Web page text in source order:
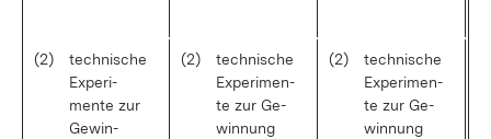
(2)
tech­ni­sche
Ex­pe­ri­
men­te zur
Ge­win­
(2)
tech­ni­sche
Ex­pe­ri­men­
te zur Ge­
win­nung
(2)
tech­ni­sche
Ex­pe­ri­men­
te zur Ge­
win­nung